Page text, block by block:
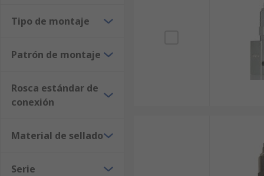
Tipo de montaje
Patrón de montaje
Rosca estándar de
conexión
Material de sellado
Serie